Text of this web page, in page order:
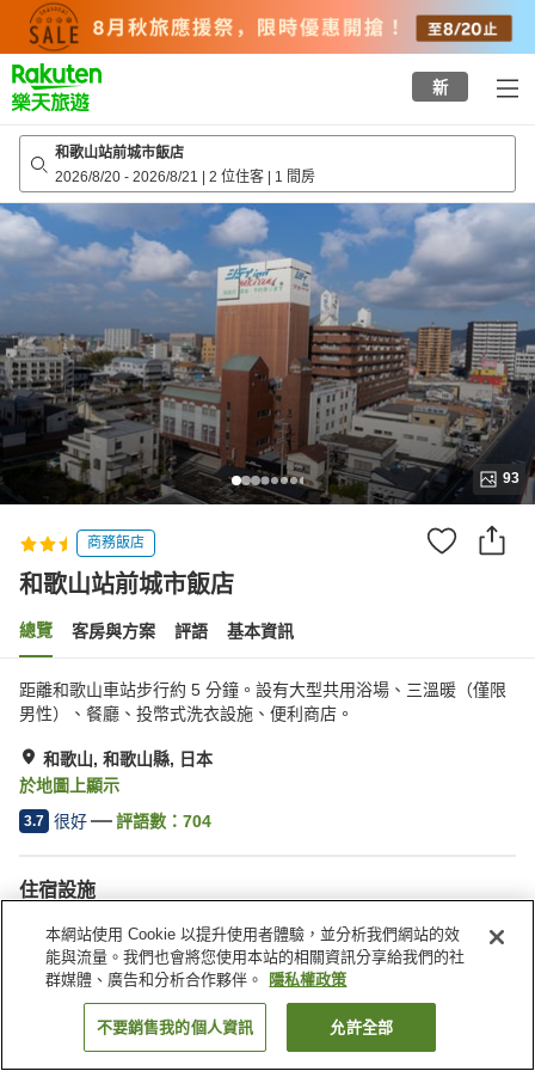
top
page
新
和歌山站前城市飯店
2026/8/20 - 2026/8/21 | 2 位住客 | 1 間房
93
商務飯店
和歌山站前城市飯店
總覽 客房與方案 評語 基本資訊
距離和歌山車站步行約 5 分鐘。設有大型共用浴場、三溫暖（僅限
男性）、餐廳、投幣式洗衣設施、便利商店。
和歌山, 和歌山縣, 日本
於地圖上顯示
3.7 很好 評語數： 704
住宿設施
停車場
三溫暖
Spa／美容沙龍
餐廳
找客房
本網站使用 Cookie 以提升使用者體驗，並分析我們網站的效
能與流量。我們也會將您使用本站的相關資訊分享給我們的社
群媒體、廣告和分析合作夥伴。
隱私權政策
不要銷售我的個人資訊 允許全部